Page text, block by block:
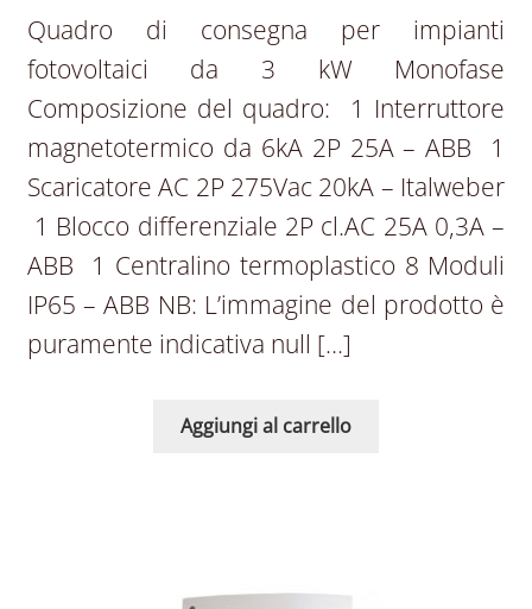
Quadro di consegna per impianti
fotovoltaici da 3 kW Monofase
Composizione del quadro: 1 Interruttore
magnetotermico da 6kA 2P 25A – ABB 1
Scaricatore AC 2P 275Vac 20kA – Italweber
1 Blocco differenziale 2P cl.AC 25A 0,3A –
ABB 1 Centralino termoplastico 8 Moduli
IP65 – ABB NB: L’immagine del prodotto è
puramente indicativa null […]
Aggiungi al carrello